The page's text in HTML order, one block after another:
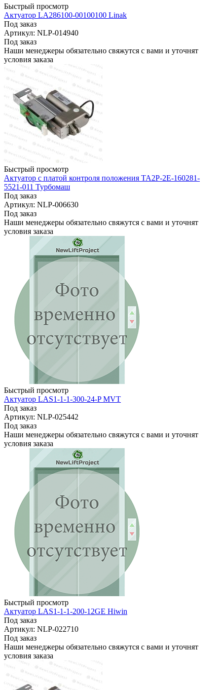
Быстрый просмотр
Актуатор LA286100-00100100 Linak
Под заказ
Артикул: NLP-014940
Под заказ
Наши менеджеры обязательно свяжутся с вами и уточнят
условия заказа
Быстрый просмотр
Актуатор с платой контроля положения TA2P-2E-160281-
5521-011 Турбомаш
Под заказ
Артикул: NLP-006630
Под заказ
Наши менеджеры обязательно свяжутся с вами и уточнят
условия заказа
Быстрый просмотр
Актуатор LAS1-1-1-300-24-P MVT
Под заказ
Артикул: NLP-025442
Под заказ
Наши менеджеры обязательно свяжутся с вами и уточнят
условия заказа
Быстрый просмотр
Актуатор LAS1-1-1-200-12GE Hiwin
Под заказ
Артикул: NLP-022710
Под заказ
Наши менеджеры обязательно свяжутся с вами и уточнят
условия заказа